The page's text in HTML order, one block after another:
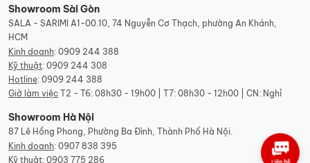
Showroom Sài Gòn
SALA - SARIMI A1-00.10, 74 Nguyễn Cơ Thạch, phường An Khánh,
HCM
Kinh doanh: 0909 244 388
Kỹ thuật: 0909 244 308
Hotline: 0909 244 388
Giờ làm việc T2 - T6: 08h30 - 19h00 | T7: 08h30 - 12h00 | CN: Nghỉ
Showroom Hà Nội
87 Lê Hồng Phong, Phường Ba Đình, Thành Phố Hà Nội.
Kinh doanh: 0907 838 395
Kỹ thuật: 0903 775 286